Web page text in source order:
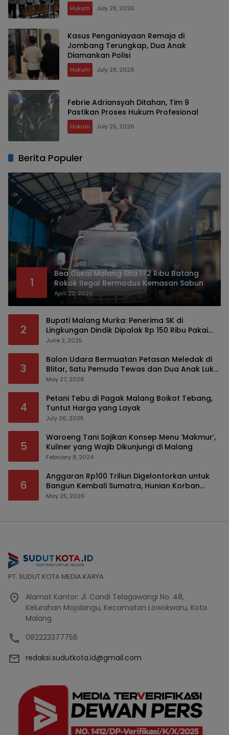
Hukum July 28, 2026
Kasus Penganiayaan Remaja di
Jombang Terungkap, Dua Anak
Diamankan Polisi
Hukum July 28, 2026
Febrie Adriansyah Ditahan, Tim 9
Pastikan Proses Hukum Profesional
Hukum July 25, 2026
Berita Populer
1
Bea Cukai Malang Sita 172 Ribu Batang
Rokok Ilegal Bermodus Kemasan Sabun
April 22, 2026
2
Bupati Malang Murka: Penerima SK di
Lingkungan Dindik Dipalak Rp 150 Ribu Pakai
Modus Tumpengan, KPK Turut Pantau
June 2, 2025
3
Balon Udara Bermuatan Petasan Meledak di
Blitar, Satu Pemuda Tewas dan Dua Anak Luka
Serius
May 27, 2026
4
Petani Tebu di Pagak Malang Boikot Tebang,
Tuntut Harga yang Layak
July 26, 2025
5
Waroeng Tani Sajikan Konsep Menu ‘Makmur’,
Kuliner yang Wajib Dikunjungi di Malang
February 8, 2024
6
Anggaran Rp100 Triliun Digelontorkan untuk
Bangun Kembali Sumatra, Hunian Korban
Bencana Bakal Difokuskan
May 25, 2026
PT. SUDUT KOTA MEDIA KARYA
Alamat Kantor: Jl. Candi Telagawangi No. 48,
Kelurahan Mojolangu, Kecamatan Lowokwaru, Kota
Malang
082223377756
redaksi.sudutkota.id@gmail.com